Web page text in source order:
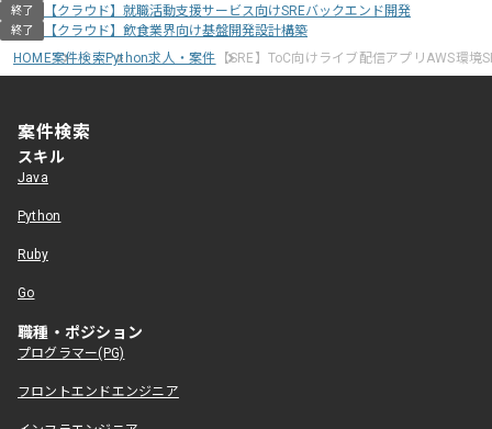
終了 【クラウド】就職活動支援サービス向けSREバックエンド開発
終了
【クラウド】飲食業界向け基盤開発設計構築
HOME案件検索Python求人・案件 【SRE】ToC向けライブ配信アプリAWS環
案件検索
スキル
Java
Python
Ruby
Go
職種・ポジション
プログラマー(PG)
フロントエンドエンジニア